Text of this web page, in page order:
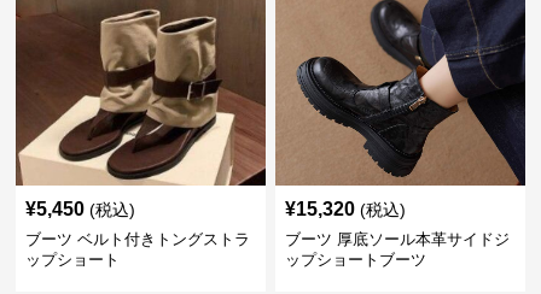
¥5,450 (税込)
ブーツ ベルト付きトングストラ
ップショート
¥15,320 (税込)
ブーツ 厚底ソール本革サイドジ
ップショートブーツ